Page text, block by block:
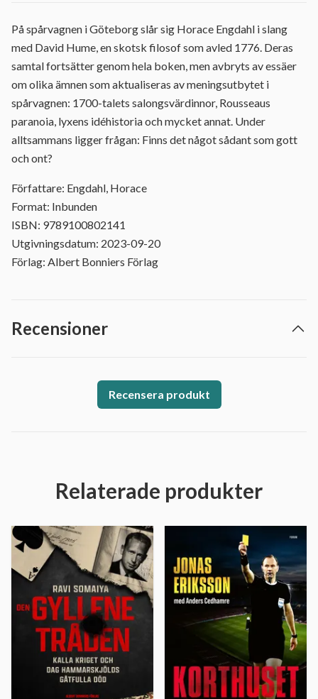
På spårvagnen i Göteborg slår sig Horace Engdahl i slang
med David Hume, en skotsk filosof som avled 1776. Deras
samtal fortsätter genom hela boken, men avbryts av essäer
om olika ämnen som aktualiseras av meningsutbytet i
spårvagnen: 1700-talets salongsvärdinnor, Rousseaus
paranoia, lyxens idéhistoria och mycket annat. Under
alltsammans ligger frågan: Finns det något sådant som gott
och ont?
Författare: Engdahl, Horace
Format: Inbunden
ISBN: 9789100802141
Utgivningsdatum: 2023-09-20
Förlag: Albert Bonniers Förlag
Recensioner
Recensera produkt
Relaterade produkter